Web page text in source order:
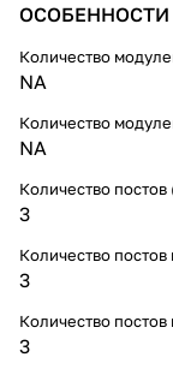
помещения.
Количество
NA
Количество
NA
Количество постов
3
Количество постов
3
Количество постов
3